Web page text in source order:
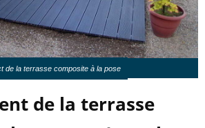
de la terrasse composite à la pose
de la terrasse